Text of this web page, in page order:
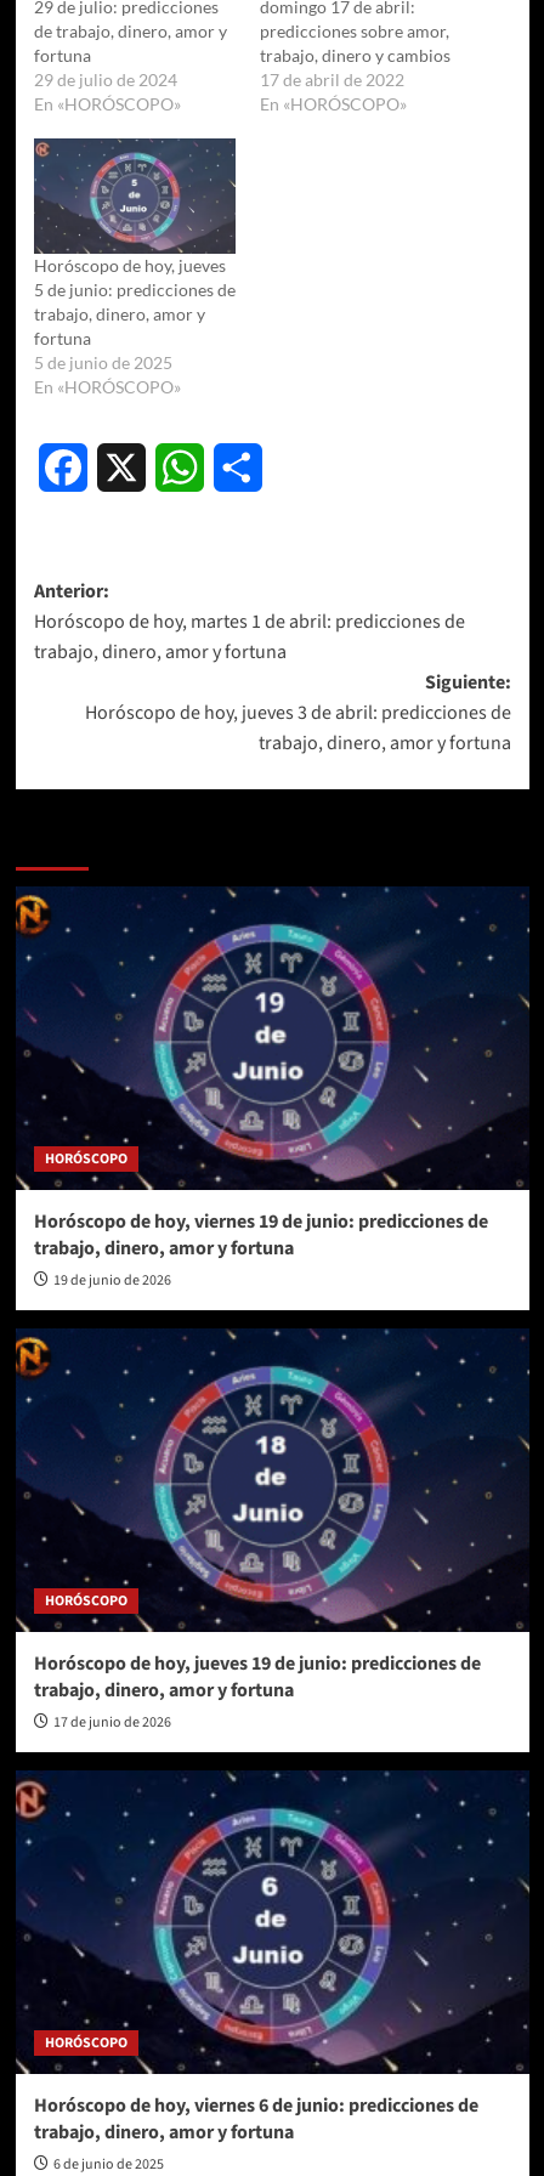
29 de julio: predicciones
de trabajo, dinero, amor y
fortuna
29 de julio de 2024
En «HORÓSCOPO»
domingo 17 de abril:
predicciones sobre amor,
trabajo, dinero y cambios
17 de abril de 2022
En «HORÓSCOPO»
Horóscopo de hoy, jueves
5 de junio: predicciones de
trabajo, dinero, amor y
fortuna
5 de junio de 2025
En «HORÓSCOPO»
Facebook WhatsApp
Navegación
de
entradas
Anterior:
Horóscopo de hoy, martes 1 de abril: predicciones de
trabajo, dinero, amor y fortuna
Siguiente:
Horóscopo de hoy, jueves 3 de abril: predicciones de
trabajo, dinero, amor y fortuna
HORÓSCOPO
Horóscopo de hoy, viernes 19 de junio: predicciones de
trabajo, dinero, amor y fortuna
19 de junio de 2026
HORÓSCOPO
Horóscopo de hoy, jueves 19 de junio: predicciones de
trabajo, dinero, amor y fortuna
17 de junio de 2026
HORÓSCOPO
Horóscopo de hoy, viernes 6 de junio: predicciones de
trabajo, dinero, amor y fortuna
6 de junio de 2025